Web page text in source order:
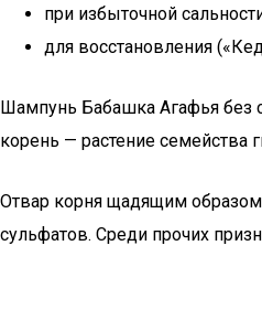
при избыточной
для восстановления
Шампунь Бабашка Агафья без
корень — растение семейства
Отвар корня щадящим
сульфатов. Среди прочих